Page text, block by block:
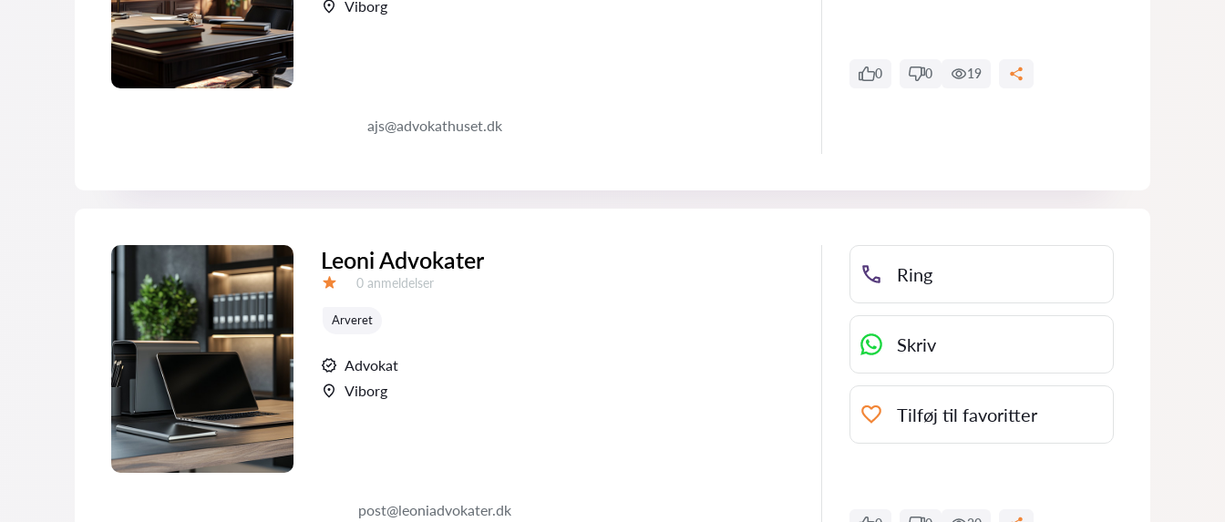
Viborg
ajs@advokathuset.dk
0 0 19
Leoni Advokater
Anmeldelser:
0 anmeldelser
Arveret
Advokat
Viborg
post@leoniadvokater.dk
Ring
Skriv
Tilføj til favoritter